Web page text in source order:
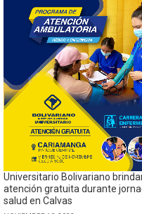
Universitario Bolivariano
atención gratuita durante
salud en Calvas